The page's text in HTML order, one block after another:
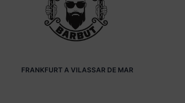
FRANKFURT A VILASSAR DE MAR